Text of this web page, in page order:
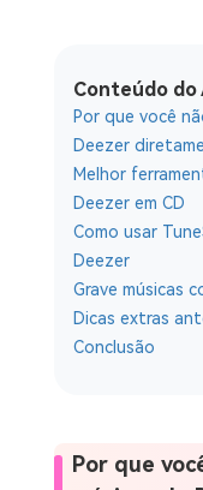
Conteúdo do
Por que você
Deezer
Melhor
Deezer em CD
Como usar
Deezer
Grave músicas
Dicas extras
Conclusão
Por que